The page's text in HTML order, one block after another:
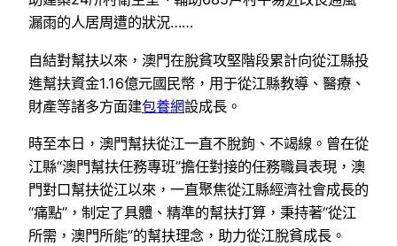
漏雨的人居周遭的狀況……
自結對幫扶以來，澳門在脫貧攻堅階段累計向從江縣投
進幫扶資金1.16億元國民幣，用于從江縣教導、醫療、
財產等諸多方面建包養網設成長。
時至本日，澳門幫扶從江一直不脫鉤、不竭線。曾在從
江縣“澳門幫扶任務專班”擔任對接的任務職員表現，澳
門對口幫扶從江以來，一直聚焦從江縣經濟社會成長的
“痛點”，制定了具體、精準的幫扶打算，秉持著“從江
所需，澳門所能”的幫扶理念，助力從江脫貧成長。